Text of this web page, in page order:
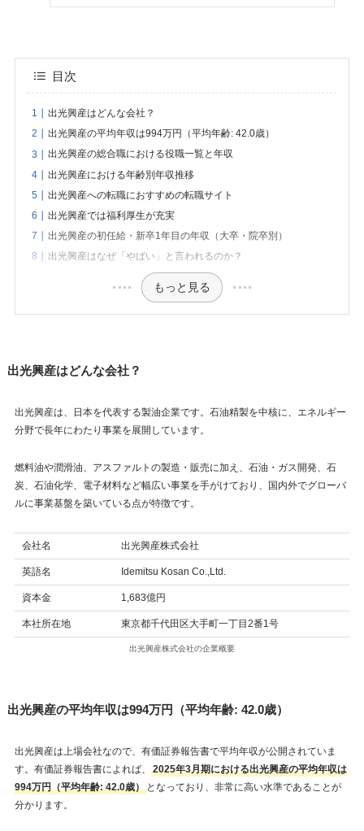
目次
出光興産はどんな会社？
出光興産の平均年収は994万円（平均年齢: 42.0歳）
出光興産の総合職における役職一覧と年収
出光興産における年齢別年収推移
出光興産への転職におすすめの転職サイト
出光興産では福利厚生が充実
出光興産の初任給・新卒1年目の年収（大卒・院卒別）
出光興産はなぜ「やばい」と言われるのか？
もっと見る
出光興産はどんな会社？
出光興産は、日本を代表する製油企業です。石油精製を中核に、エネルギー
分野で長年にわたり事業を展開しています。
燃料油や潤滑油、アスファルトの製造・販売に加え、石油・ガス開発、石
炭、石油化学、電子材料など幅広い事業を手がけており、国内外でグローバ
ルに事業基盤を築いている点が特徴です。
会社名 出光興産株式会社
英語名 Idemitsu Kosan Co.,Ltd.
資本金 1,683億円
本社所在地 東京都千代田区大手町一丁目2番1号
出光興産株式会社の企業概要
出光興産の平均年収は994万円（平均年齢: 42.0歳）
出光興産は上場会社なので、有価証券報告書で平均年収が公開されていま
す。有価証券報告書によれば、
2025年3月期における出光興産の平均年収は
994万円（平均年齢: 42.0歳）
となっており、非常に高い水準であることが
分かります。